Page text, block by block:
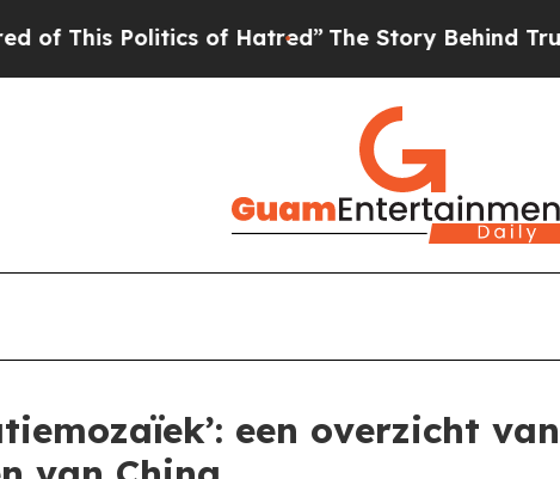
Politics of Hatred” The Story Behind Trump’s
een overzicht